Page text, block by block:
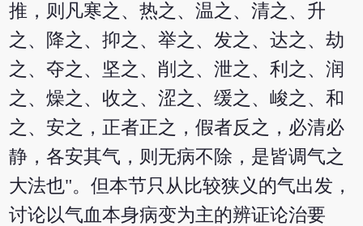
推，则凡寒之、热之、温之、清之、升
之、降之、抑之、举之、发之、达之、劫
之、夺之、坚之、削之、泄之、利之、润
之、燥之、收之、涩之、缓之、峻之、和
之、安之，正者正之，假者反之，必清必
静，各安其气，则无病不除，是皆调气之
大法也"。但本节只从比较狭义的气出发，
讨论以气血本身病变为主的辨证论治要